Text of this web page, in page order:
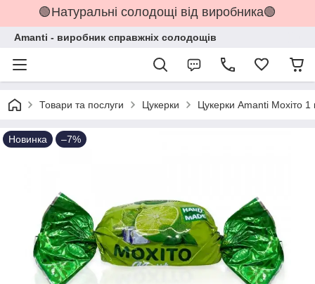
🟢Натуральні солодощі від виробника🟢
Amanti - виробник справжніх солодощів
Товари та послуги Цукерки Цукерки Amanti Мохіто 1
Новинка –7%